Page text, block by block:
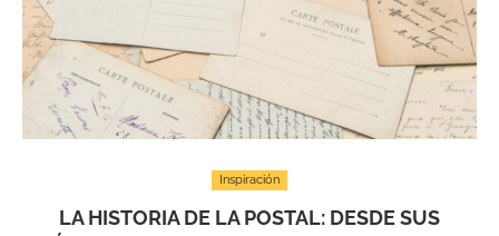
Inspiración
LA HISTORIA DE LA POSTAL: DESDE SUS